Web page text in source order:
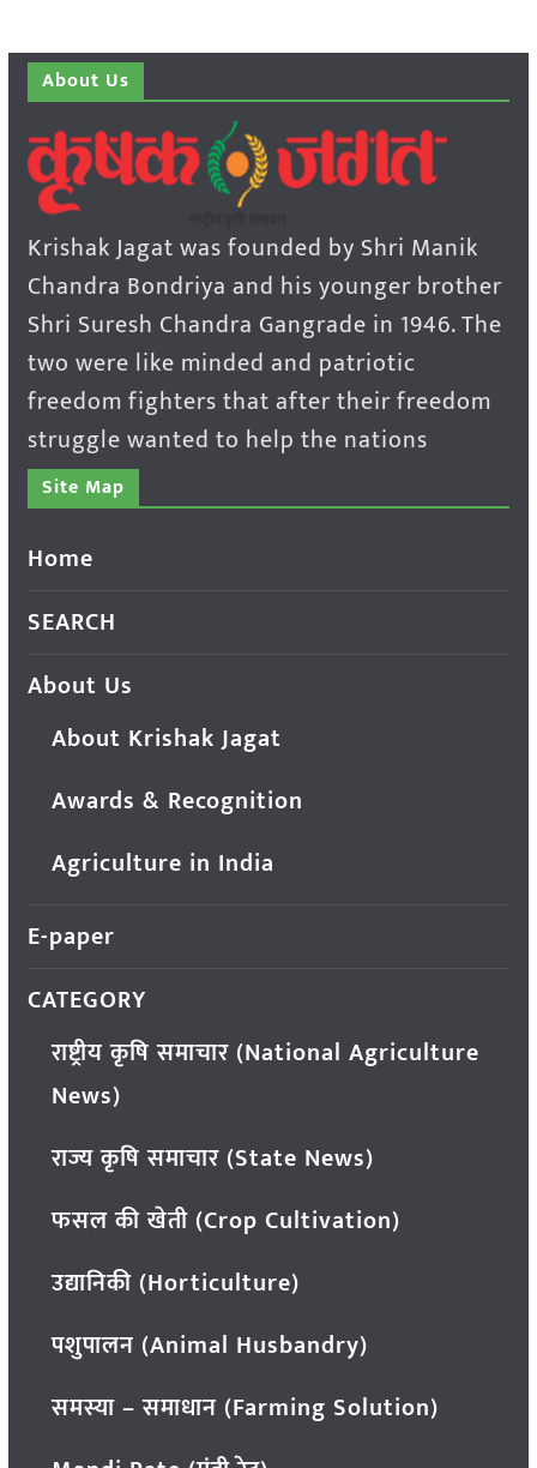
About Us
Krishak Jagat was founded by Shri Manik
Chandra Bondriya and his younger brother
Shri Suresh Chandra Gangrade in 1946. The
two were like minded and patriotic
freedom fighters that after their freedom
struggle wanted to help the nations
Site Map
Home
SEARCH
About Us
About Krishak Jagat
Awards & Recognition
Agriculture in India
E-paper
CATEGORY
राष्ट्रीय कृषि समाचार (National Agriculture
News)
राज्य कृषि समाचार (State News)
फसल की खेती (Crop Cultivation)
उद्यानिकी (Horticulture)
पशुपालन (Animal Husbandry)
समस्या – समाधान (Farming Solution)